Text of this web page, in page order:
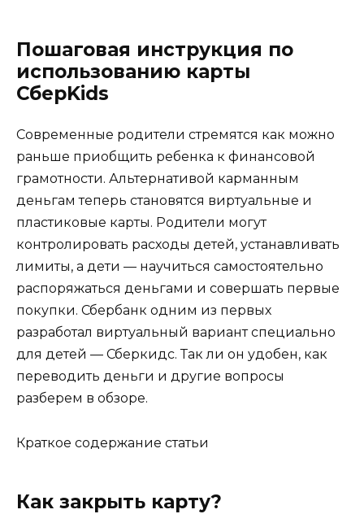
Пошаговая инструкция по
использованию карты
СберKids
Современные родители стремятся как можно
раньше приобщить ребенка к финансовой
грамотности. Альтернативой карманным
деньгам теперь становятся виртуальные и
пластиковые карты. Родители могут
контролировать расходы детей, устанавливать
лимиты, а дети — научиться самостоятельно
распоряжаться деньгами и совершать первые
покупки. Сбербанк одним из первых
разработал виртуальный вариант специально
для детей — Сберкидс. Так ли он удобен, как
переводить деньги и другие вопросы
разберем в обзоре.
Краткое содержание статьи
Как закрыть карту?